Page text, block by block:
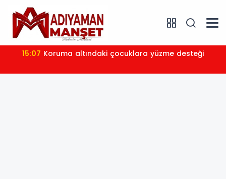
15:07 Koruma altındaki çocuklara yüzme desteği